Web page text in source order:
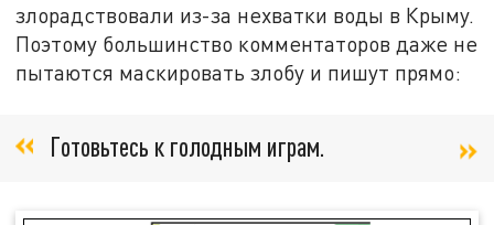
злорадствовали из-за нехватки воды в Крыму.
Поэтому большинство комментаторов даже не
пытаются маскировать злобу и пишут прямо:
Готовьтесь к голодным играм.